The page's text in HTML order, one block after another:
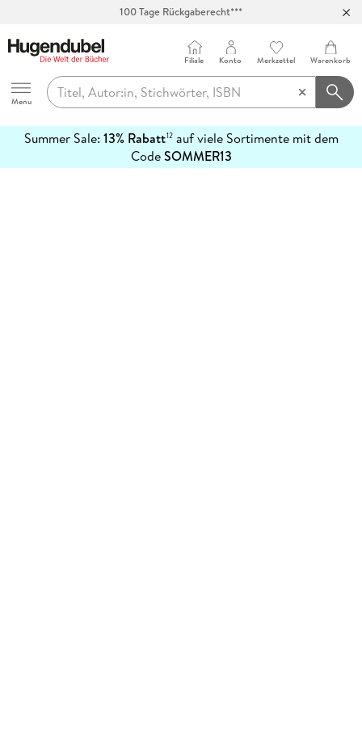
100 Tage Rückgaberecht***
Hugendubel
Menu
Filiale Konto Merkzettel Warenkorb
Summer Sale: 13% Rabatt12auf viele Sortimente mit dem
CodeSOMMER13
erfahren